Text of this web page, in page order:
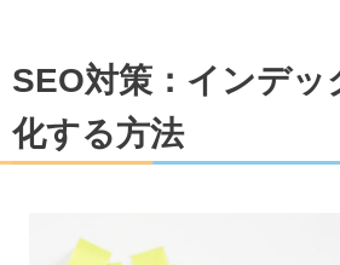
SEO対策：インデッ
化する方法